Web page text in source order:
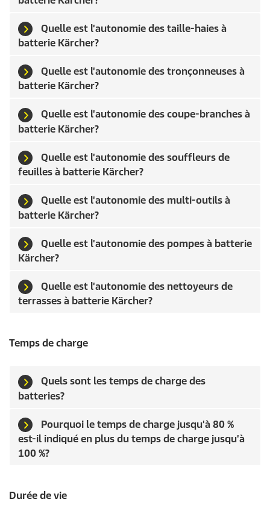
Quelle est l'autonomie des taille-haies à
batterie Kärcher?
Quelle est l'autonomie des tronçonneuses à
batterie Kärcher?
Quelle est l'autonomie des coupe-branches à
batterie Kärcher?
Quelle est l'autonomie des souffleurs de
feuilles à batterie Kärcher?
Quelle est l'autonomie des multi-outils à
batterie Kärcher?
Quelle est l'autonomie des pompes à batterie
Kärcher?
Quelle est l'autonomie des nettoyeurs de
terrasses à batterie Kärcher?
Temps de charge
Quels sont les temps de charge des
batteries?
Pourquoi le temps de charge jusqu'à 80 %
est-il indiqué en plus du temps de charge jusqu'à
100 %?
Durée de vie